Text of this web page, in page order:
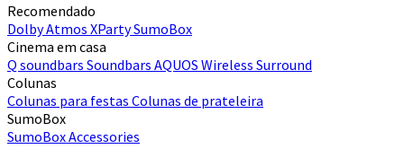
Recomendado
Dolby Atmos XPartySumoBox
Cinema em casa
Q soundbars Soundbars AQUOS Wireless Surround
Colunas
Colunas para festas Colunas de prateleira
SumoBox
SumoBoxAccessories